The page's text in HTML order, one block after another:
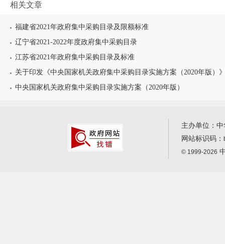
相关文章
福建省2021年政府集中采购目录及限额标准
辽宁省2021-2022年度政府集中采购目录
江苏省2021年政府集中采购目录及标准
关于印发《中央国家机关政府集中采购目录实施方案（2020年版）
中央国家机关政府集中采购目录实施方案（2020年版）
主办单位：
网站标识码：
© 1999-2026